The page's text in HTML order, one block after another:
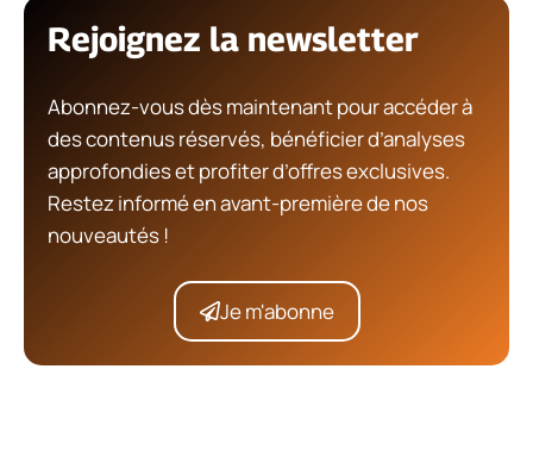
Rejoignez la newsletter
Abonnez-vous dès maintenant pour accéder à
des contenus réservés, bénéficier d’analyses
approfondies et profiter d’offres exclusives.
Restez informé en avant-première de nos
nouveautés !
Je m'abonne